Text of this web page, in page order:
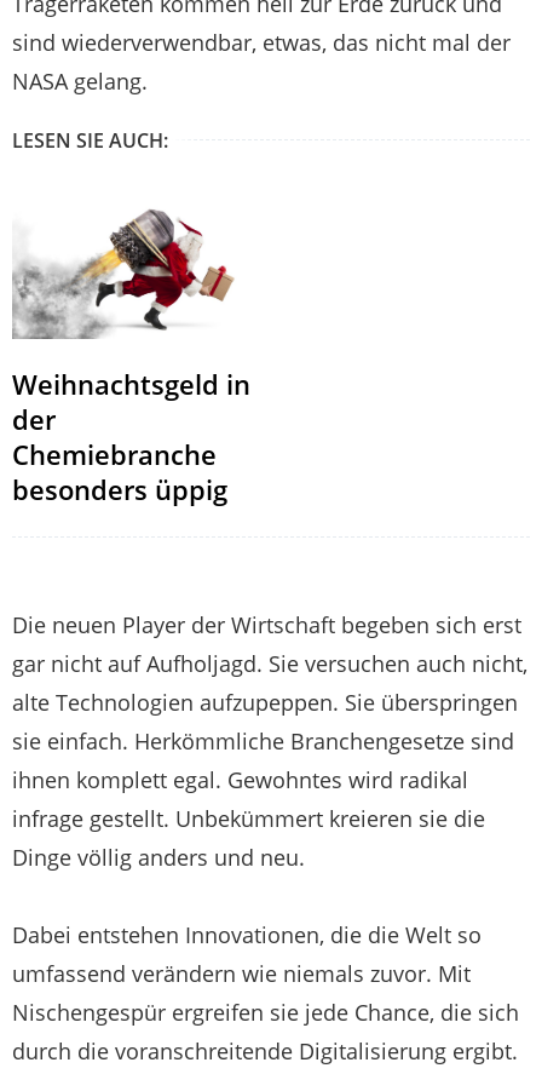
sind wiederverwendbar, etwas, das nicht mal der
NASA gelang.
LESEN SIE AUCH:
Weihnachtsgeld in
der
Chemiebranche
besonders üppig
Die neuen Player der Wirtschaft begeben sich erst
gar nicht auf Aufholjagd. Sie versuchen auch nicht,
alte Technologien aufzupeppen. Sie überspringen
sie einfach. Herkömmliche Branchengesetze sind
ihnen komplett egal. Gewohntes wird radikal
infrage gestellt. Unbekümmert kreieren sie die
Dinge völlig anders und neu.
Dabei entstehen Innovationen, die die Welt so
umfassend verändern wie niemals zuvor. Mit
Nischengespür ergreifen sie jede Chance, die sich
durch die voranschreitende Digitalisierung ergibt.